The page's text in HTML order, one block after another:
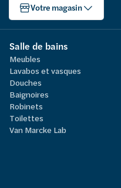
Votre magasin
Salle de bains
Meubles
Lavabos et vasques
Douches
Baignoires
Robinets
Toilettes
Van Marcke Lab